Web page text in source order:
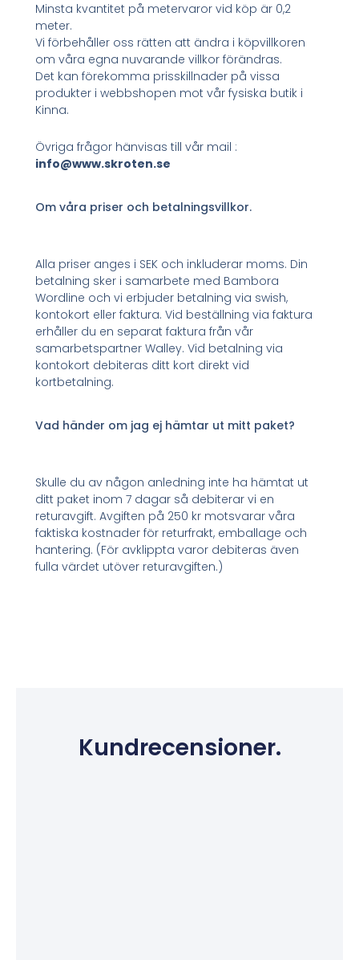
Minsta kvantitet på metervaror vid köp är 0,2
meter.
Vi förbehåller oss rätten att ändra i köpvillkoren
om våra egna nuvarande villkor förändras.
Det kan förekomma prisskillnader på vissa
produkter i webbshopen mot vår fysiska butik i
Kinna.
Övriga frågor hänvisas till vår mail :
info@www.skroten.se
Om våra priser och betalningsvillkor.
Alla priser anges i SEK och inkluderar moms. Din
betalning sker i samarbete med Bambora
Wordline och vi erbjuder betalning via swish,
kontokort eller faktura. Vid beställning via faktura
erhåller du en separat faktura från vår
samarbetspartner Walley. Vid betalning via
kontokort debiteras ditt kort direkt vid
kortbetalning.
Vad händer om jag ej hämtar ut mitt paket?
Skulle du av någon anledning inte ha hämtat ut
ditt paket inom 7 dagar så debiterar vi en
returavgift. Avgiften på 250 kr motsvarar våra
faktiska kostnader för returfrakt, emballage och
hantering. (För avklippta varor debiteras även
fulla värdet utöver returavgiften.)
Kundrecensioner.